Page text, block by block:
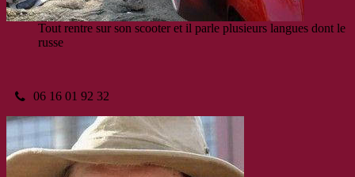
Tout rentre sur son scooter et il parle plusieurs langues dont le
russe
06 16 01 92 32